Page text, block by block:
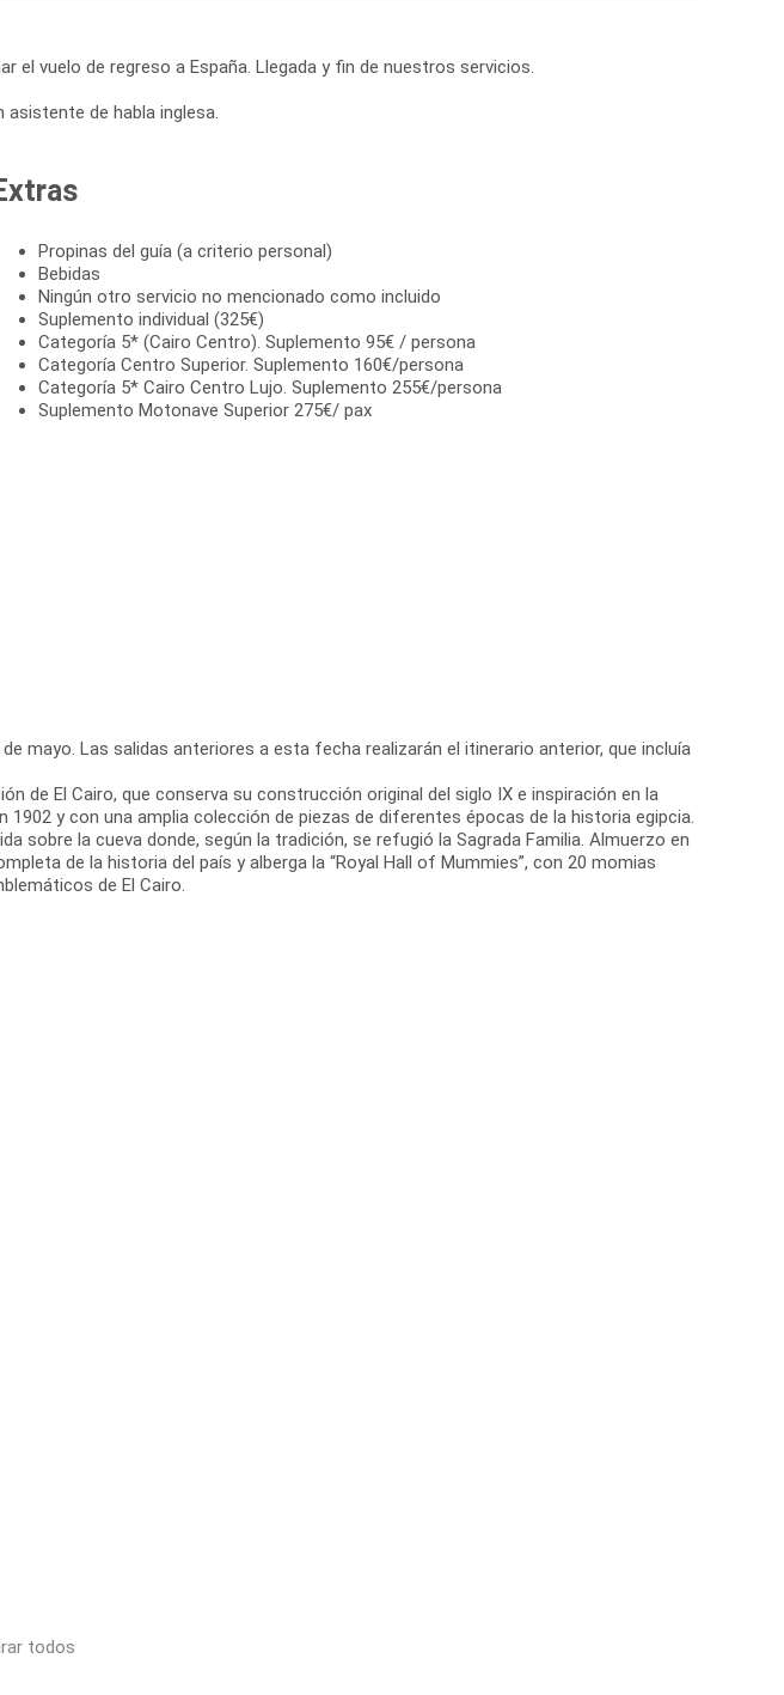
el vuelo de regreso a España. Llegada y fin de nuestros servicios.
de habla inglesa.
Propinas del guía (a criterio personal)
Bebidas
Ningún otro servicio no mencionado como incluido
Suplemento individual (325€)
Categoría 5* (Cairo Centro). Suplemento 95€ / persona
Categoría Centro Superior. Suplemento 160€/persona
Categoría 5* Cairo Centro Lujo. Suplemento 255€/persona
Suplemento Motonave Superior 275€/ pax
mayo. Las salidas anteriores a esta fecha realizarán el itinerario anterior, que incluía
de El Cairo, que conserva su construcción original del siglo IX e inspiración en la
y con una amplia colección de piezas de diferentes épocas de la historia egipcia.
sobre la cueva donde, según la tradición, se refugió la Sagrada Familia. Almuerzo en
de la historia del país y alberga la “Royal Hall of Mummies”, con 20 momias
de El Cairo.
todos